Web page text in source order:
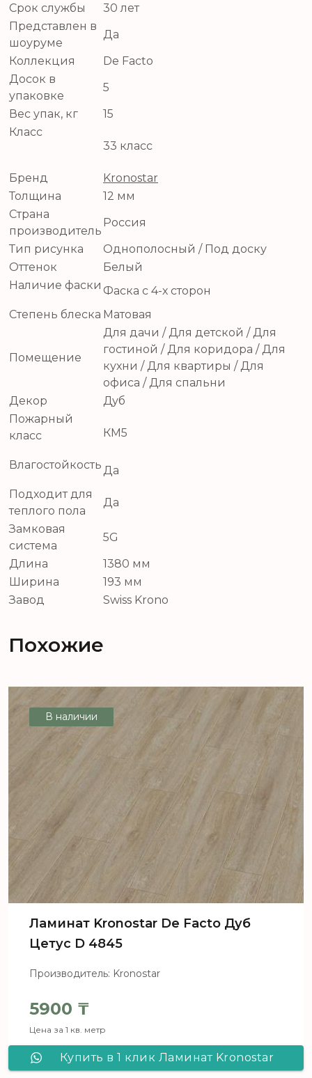
Срок службы
30 лет
Представлен в
шоуруме
Да
Коллекция
De Facto
Досок в
упаковке
5
Вес упак, кг
15
Класс
33 класс
Бренд
Kronostar
Толщина
12 мм
Страна
производитель
Россия
Тип рисунка
Однополосный / Под доску
Оттенок
Белый
Наличие фаски Фаска с 4-х сторон
Степень блеска Матовая
Помещение
Для дачи / Для детской / Для
гостиной / Для коридора / Для
кухни / Для квартиры / Для
офиса / Для спальни
Декор
Дуб
Пожарный
класс
КМ5
ВлагостойкостьДа
Подходит для
теплого пола
Да
Замковая
система
5G
Длина
1380 мм
Ширина
193 мм
Завод
Swiss Krono
Похожие
В наличии
Ламинат Kronostar De Facto Дуб
Цетус D 4845
Производитель: Kronostar
5900 ₸
Цена за 1 кв. метр
Купить в 1 клик Ламинат Kronostar